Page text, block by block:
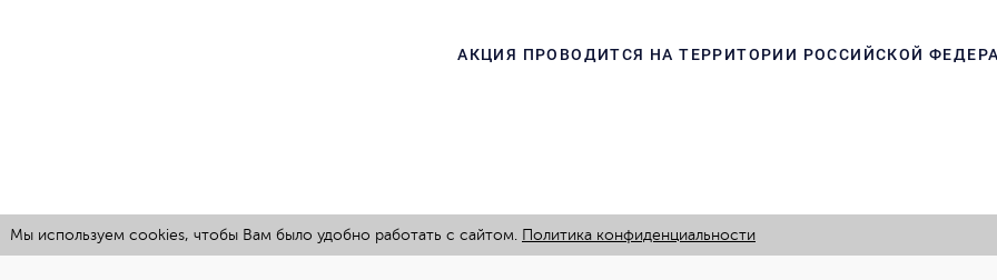
Мы используем cookies, чтобы Вам было удобно работать с сайтом. Политика конфиденциальности
АКЦИЯ ПРОВОДИТСЯ НА ТЕРРИТОРИИ РОССИЙСКОЙ